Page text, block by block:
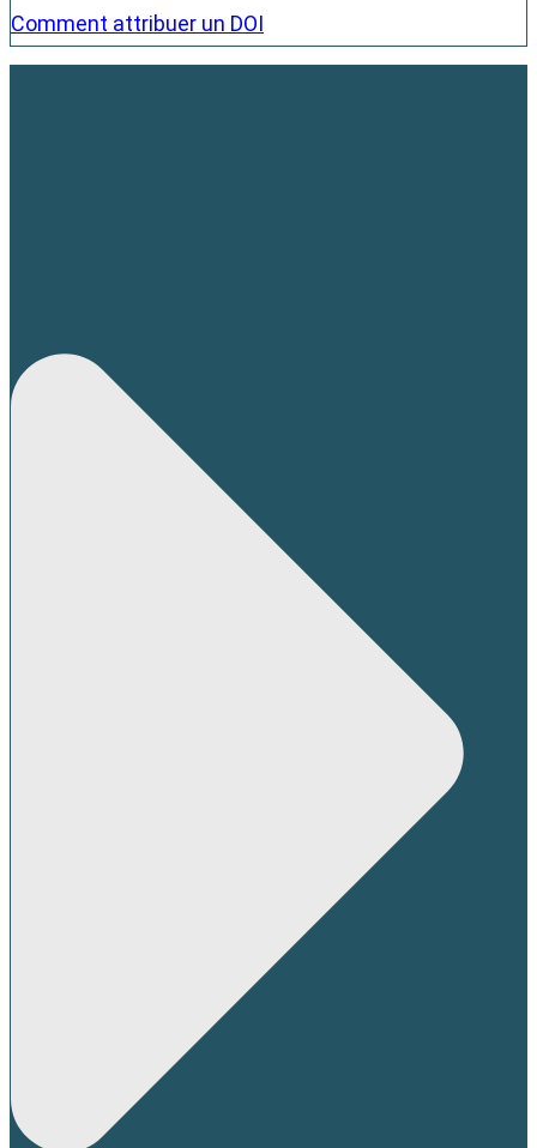
Comment attribuer un DOI